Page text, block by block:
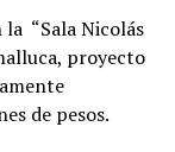
“Sala Nicolás
proyecto
de pesos.